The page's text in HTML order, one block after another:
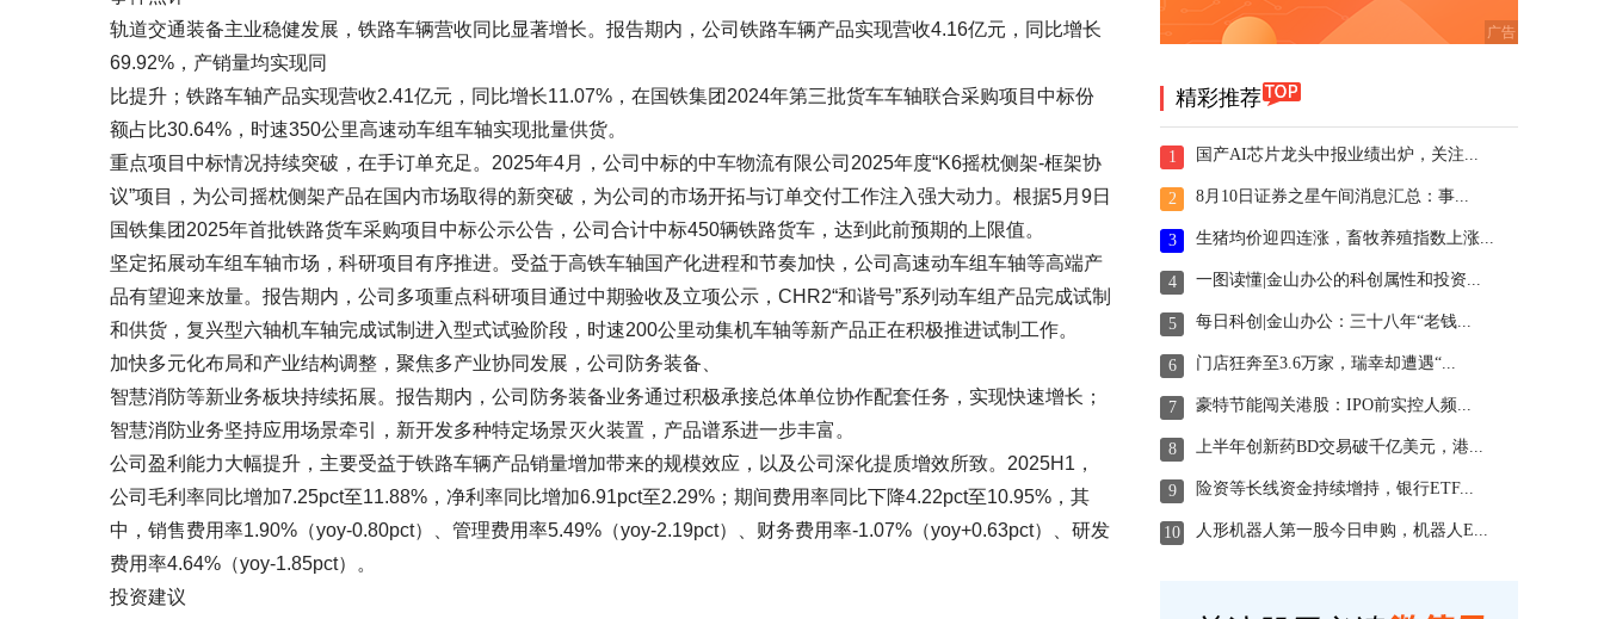
轨道交通装备主业稳健发展，铁路车辆营收同比显著增长。报告期内，公司铁路车辆产品实现营收4.16亿元，同比增长
69.92%，产销量均实现同
比提升；铁路车轴产品实现营收2.41亿元，同比增长11.07%，在国铁集团2024年第三批货车车轴联合采购项目中标份
额占比30.64%，时速350公里高速动车组车轴实现批量供货。
重点项目中标情况持续突破，在手订单充足。2025年4月，公司中标的中车物流有限公司2025年度“K6摇枕侧架-框架协
议”项目，为公司摇枕侧架产品在国内市场取得的新突破，为公司的市场开拓与订单交付工作注入强大动力。根据5月9日
国铁集团2025年首批铁路货车采购项目中标公示公告，公司合计中标450辆铁路货车，达到此前预期的上限值。
坚定拓展动车组车轴市场，科研项目有序推进。受益于高铁车轴国产化进程和节奏加快，公司高速动车组车轴等高端产
品有望迎来放量。报告期内，公司多项重点科研项目通过中期验收及立项公示，CHR2“和谐号”系列动车组产品完成试制
和供货，复兴型六轴机车轴完成试制进入型式试验阶段，时速200公里动集机车轴等新产品正在积极推进试制工作。
加快多元化布局和产业结构调整，聚焦多产业协同发展，公司防务装备、
智慧消防等新业务板块持续拓展。报告期内，公司防务装备业务通过积极承接总体单位协作配套任务，实现快速增长；
智慧消防业务坚持应用场景牵引，新开发多种特定场景灭火装置，产品谱系进一步丰富。
公司盈利能力大幅提升，主要受益于铁路车辆产品销量增加带来的规模效应，以及公司深化提质增效所致。2025H1，
公司毛利率同比增加7.25pct至11.88%，净利率同比增加6.91pct至2.29%；期间费用率同比下降4.22pct至10.95%，其
中，销售费用率1.90%（yoy-0.80pct）、管理费用率5.49%（yoy-2.19pct）、财务费用率-1.07%（yoy+0.63pct）、研发
费用率4.64%（yoy-1.85pct）。
投资建议
精彩推荐
1 国产AI芯片龙头中报业绩出炉，关注...
2 8月10日证券之星午间消息汇总：事...
3 生猪均价迎四连涨，畜牧养殖指数上涨...
4 一图读懂|金山办公的科创属性和投资...
5 每日科创|金山办公：三十八年“老钱...
6 门店狂奔至3.6万家，瑞幸却遭遇“...
7 豪特节能闯关港股：IPO前实控人频...
8 上半年创新药BD交易破千亿美元，港...
9 险资等长线资金持续增持，银行ETF...
10 人形机器人第一股今日申购，机器人E...